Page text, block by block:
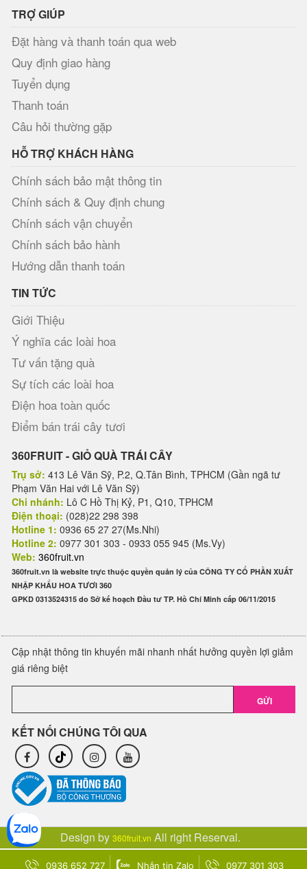
TRỢ GIÚP
Đặt hàng và thanh toán qua web
Quy định giao hàng
Tuyển dụng
Thanh toán
Câu hỏi thường gặp
HỖ TRỢ KHÁCH HÀNG
Chính sách bảo mật thông tin
Chính sách & Quy định chung
Chính sách vận chuyển
Chính sách bảo hành
Hướng dẫn thanh toán
TIN TỨC
Giới Thiệu
Ý nghĩa các loài hoa
Tư vấn tặng quà
Sự tích các loài hoa
Điện hoa toàn quốc
Điểm bán trái cây tươi
360FRUIT - GIỎ QUÀ TRÁI CÂY
Trụ sở: 413 Lê Văn Sỹ, P.2, Q.Tân Bình, TPHCM (Gần ngã tư
Phạm Văn Hai với Lê Văn Sỹ)
Chi nhánh: Lô C Hồ Thị Kỷ, P1, Q10, TPHCM
Điện thoại: (028)22 298 398
Hotline 1: 0936 65 27 27(Ms.Nhi)
Hotline 2: 0977 301 303 - 0933 055 945 (Ms.Vy)
Web: 360fruit.vn
360fruit.vn là website trực thuộc quyền quản lý của CÔNG TY CỔ PHẦN XUẤT
NHẬP KHẨU HOA TƯƠI 360
GPKD 0313524315 do Sở kế hoạch Đầu tư TP. Hồ Chí Minh cấp 06/11/2015
Cập nhật thông tin khuyến mãi nhanh nhất hưởng quyền lợi giảm
giá riêng biệt
GỬI
KẾT NỐI CHÚNG TÔI QUA
Design by 360fruit.vn All right Reserval.
0936 652 727 Nhắn tin Zalo 0977 301 303